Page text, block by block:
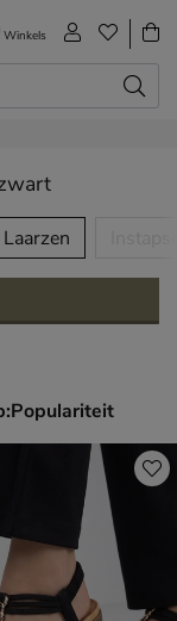
Winkels
in huis
Laarzen